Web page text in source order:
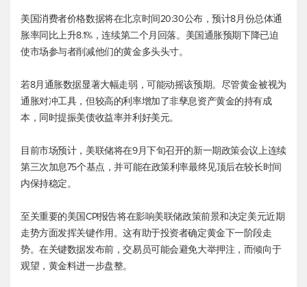
美国消费者价格数据将在北京时间20:30公布，预计8月份总体通
胀率同比上升8.1%，连续第二个月回落。美国通胀预期下降已迫
使市场参与者削减他们的黄金多头头寸。
若8月通胀数据显著大幅走弱，可能动摇该预期。尽管黄金被视为
通胀对冲工具，但较高的利率增加了非孳息资产黄金的持有成
本，同时提振美债收益率并利好美元。
目前市场预计，美联储将在9月下旬召开的新一期政策会议上连续
第三次加息75个基点，并可能在政策利率最终见顶后在较长时间
内保持稳定。
至关重要的美国CPI报告将在影响美联储政策前景和决定美元近期
走势方面发挥关键作用。这有助于投资者确定黄金下一阶段走
势。在关键数据发布前，交易员可能会避免大举押注，而倾向于
观望，黄金料进一步盘整。